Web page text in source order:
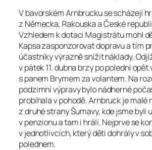
V bavorském Arnbrucku se scházejí
z Německa, Rakouska a České
Vzhledem k dotaci Magistrátu mohl
Kapsa zasponzorovat dopravu a tím
účastníky výrazně snížit náklady.
v pátek 11. dubna brzy po poledni
s panem Brymem za volantem. Na
podzimní výpravy bylo nádherné
probíhala v pohodě. Arnbruck je malé
z druhé strany Šumavy, kde jsme byli
v penzionu a tam i hráli. Nejprve se
v jednotlivcích, který děti dohrály v
polednem.